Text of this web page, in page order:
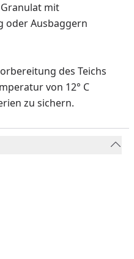
mit
oder Ausbaggern
des Teichs
von 12° C
zu sichern.